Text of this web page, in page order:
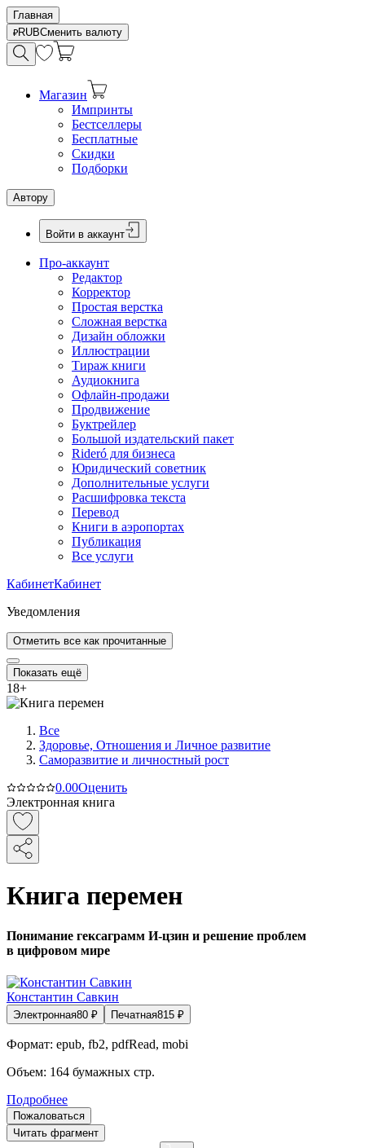
Главная
RUBСменить валюту
Магазин
Импринты
Бестселлеры
Бесплатные
Скидки
Подборки
Автору
Войти в аккаунт
Про-аккаунт
Редактор
Корректор
Простая верстка
Сложная верстка
Дизайн обложки
Иллюстрации
Тираж книги
Аудиокнига
Офлайн-продажи
Продвижение
Буктрейлер
Большой издательский пакет
Rideró для бизнеса
Юридический советник
Дополнительные услуги
Расшифровка текста
Перевод
Книги в аэропортах
Публикация
Все услуги
КабинетКабинет
Уведомления
Отметить все как прочитанные
Показать ещё
18+
Все
Здоровье, Отношения и Личное развитие
Саморазвитие и личностный рост
0.00Оценить
Электронная книга
Книга перемен
Понимание гексаграмм И-цзин и решение проблем
в цифровом мире
Константин Савкин
Электронная80 ₽ Печатная815 ₽
Формат: epub, fb2, pdfRead, mobi
Объем: 164 бумажных стр.
Подробнее
Пожаловаться
Читать фрагмент